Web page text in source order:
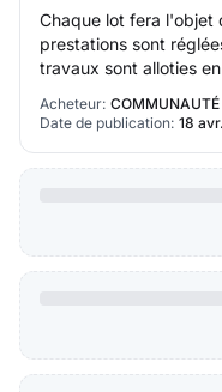
Chaque lot fera l'objet
prestations sont
travaux sont alloties
concerne que les lots
Acheteur:
Date de publication: 18